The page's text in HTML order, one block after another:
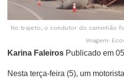
No trajeto, o condutor do caminhão
Imagem:
Karina Faleiros Publicado em
Nesta terça-feira (5), um